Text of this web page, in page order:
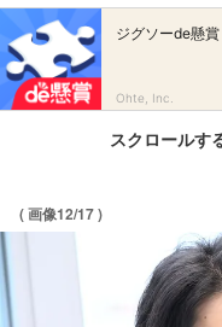
ジグソーde懸賞
Ohte, Inc.
スクロールす
( 画像12/17 )